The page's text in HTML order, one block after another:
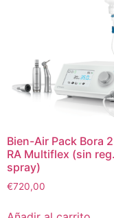
Bien-Air Pack Bora
RA Multiflex (sin reg.
spray)
€720,00